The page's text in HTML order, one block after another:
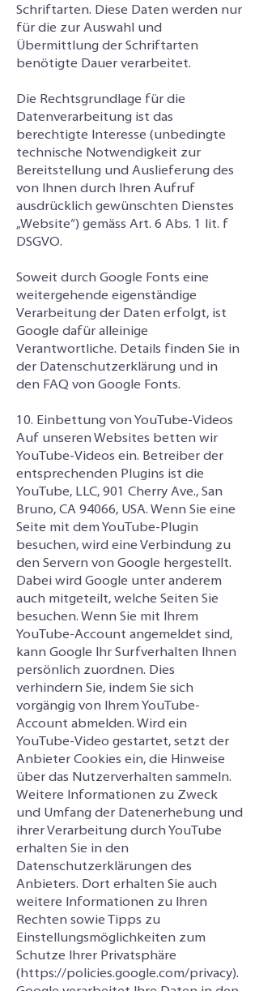
Schriftarten. Diese Daten werden nur
für die zur Auswahl und
Übermittlung der Schriftarten
benötigte Dauer verarbeitet.
Die Rechtsgrundlage für die
Datenverarbeitung ist das
berechtigte Interesse (unbedingte
technische Notwendigkeit zur
Bereitstellung und Auslieferung des
von Ihnen durch Ihren Aufruf
ausdrücklich gewünschten Dienstes
„Website“) gemäss Art. 6 Abs. 1 lit. f
DSGVO.
Soweit durch Google Fonts eine
weitergehende eigenständige
Verarbeitung der Daten erfolgt, ist
Google dafür alleinige
Verantwortliche. Details finden Sie in
der Datenschutzerklärung und in
den FAQ von Google Fonts.
10. Einbettung von YouTube-Videos
Auf unseren Websites betten wir
YouTube-Videos ein. Betreiber der
entsprechenden Plugins ist die
YouTube, LLC, 901 Cherry Ave., San
Bruno, CA 94066, USA. Wenn Sie eine
Seite mit dem YouTube-Plugin
besuchen, wird eine Verbindung zu
den Servern von Google hergestellt.
Dabei wird Google unter anderem
auch mitgeteilt, welche Seiten Sie
besuchen. Wenn Sie mit Ihrem
YouTube-Account angemeldet sind,
kann Google Ihr Surfverhalten Ihnen
persönlich zuordnen. Dies
verhindern Sie, indem Sie sich
vorgängig von Ihrem YouTube-
Account abmelden. Wird ein
YouTube-Video gestartet, setzt der
Anbieter Cookies ein, die Hinweise
über das Nutzerverhalten sammeln.
Weitere Informationen zu Zweck
und Umfang der Datenerhebung und
ihrer Verarbeitung durch YouTube
erhalten Sie in den
Datenschutzerklärungen des
Anbieters. Dort erhalten Sie auch
weitere Informationen zu Ihren
Rechten sowie Tipps zu
Einstellungsmöglichkeiten zum
Schutze Ihrer Privatsphäre
( https://policies.google.com/privacy).